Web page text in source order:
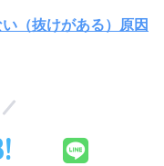
（抜けがある）原因